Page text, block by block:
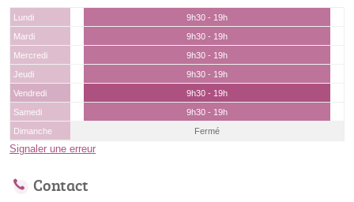
Lundi
9h30 - 19h
Mardi
9h30 - 19h
Mercredi
9h30 - 19h
Jeudi
9h30 - 19h
Vendredi
9h30 - 19h
Samedi
9h30 - 19h
Dimanche
Fermé
Signaler une erreur
Contact